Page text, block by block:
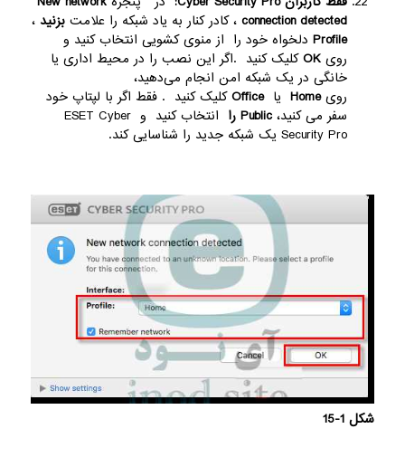
connection detected، کادر کنار به یاد شبکه را علامت بزنید ،
Profile دلخواه خود را از منوی کشویی انتخاب کنید و
روی OKکلیک کنید .اگر این نصب را در محیط اداری یا
خانگی در یک شبکه امن انجام می‌دهید،
رویHome یاOfficeکلیک کنید . فقط اگر با لپتاپ خود
سفر می کنید،Public را
انتخاب کنید و ESET Cyber ​​
Security Pro یک شبکه جدید را شناسایی کند.
شکل 1-15